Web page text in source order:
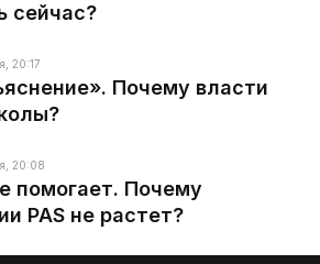
сейчас?
20:17
Почему власти
20:08
помогает. Почему
PAS не растет?